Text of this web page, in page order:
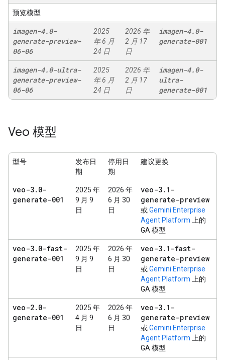
预览模型
imagen-4.0-
generate-preview-
06-06
2025
年 6 月
24 日
2026 年
2 月 17
日
imagen-4.0-
generate-001
imagen-4.0-ultra-
generate-preview-
06-06
2025
年 6 月
24 日
2026 年
2 月 17
日
imagen-4.0-
ultra-
generate-001
Veo 模型
型号
发布日
期
停用日
期
建议更换
veo-3. 0-
generate-001
2025 年
9 月 9
日
2026 年
6 月 30
日
veo-3. 1-
generate-preview
或Gemini Enterprise
Agent Platform 上的
GA 模型
veo-3. 0-fast-
generate-001
2025 年
9 月 9
日
2026 年
6 月 30
日
veo-3. 1-fast-
generate-preview
或Gemini Enterprise
Agent Platform 上的
GA 模型
veo-2. 0-
generate-001
2025 年
4 月 9
日
2026 年
6 月 30
日
veo-3. 1-
generate-preview
或Gemini Enterprise
Agent Platform 上的
GA 模型